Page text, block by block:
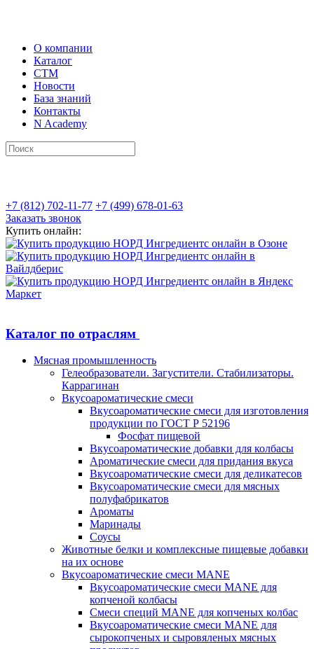
О компании
Каталог
СТМ
Новости
База знаний
Контакты
N Academy
+7 (812) 702-11-77 +7 (499) 678-01-63
Заказать звонок
Купить онлайн:
Каталог по отраслям
Мясная промышленность
Гелеобразователи. Загустители. Стабилизаторы.
Каррагинан
Вкусоароматические смеси
Вкусоароматические смеси для изготовления
продукции по ГОСТ Р 52196
Фосфат пищевой
Вкусоароматические добавки для колбасы
Ароматические смеси для придания вкуса
Вкусоароматические смеси для деликатесов
Вкусоароматические смеси для мясных
полуфабрикатов
Ароматы
Маринады
Соусы
Животные белки и комплексные пищевые добавки
на их основе
Вкусоароматические смеси MANE
Вкусоароматические смеси MANE для
копченой колбасы
Смеси специй MANE для копченых колбас
Вкусоароматические смеси MANE для
сырокопченых и сыровяленых мясных